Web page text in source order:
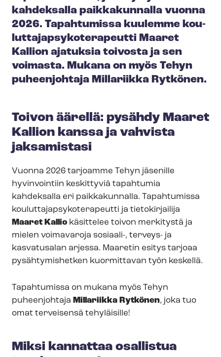
kahdeksalla paikkakunnalla vuonna
2026. Tapahtumissa kuulemme kou­
lut­ta­jap­sy­ko­te­ra­peut­ti Maaret
Kallion ajatuksia toivosta ja sen
voimasta. Mukana on myös Tehyn
puheenjohtaja Millariikka Rytkönen.
Toivon äärellä: pysähdy Maaret
Kallion kanssa ja vahvista
jaksamistasi
Vuonna 2026 tarjoamme Tehyn jäsenille
hyvinvointiin keskittyviä tapahtumia
kahdeksalla eri paikkakunnalla. Tapahtumissa
kou­lut­ta­jap­sy­ko­te­ra­peut­ti ja tietokirjailija
Maaret Kallio käsittelee toivon merkitystä ja
mielen voimavaroja sosiaali-, terveys- ja
kasvatusalan arjessa. Maaretin esitys tarjoaa
pysähtymishetken kuormittavan työn keskellä.
Tapahtumissa on mukana myös Tehyn
puheenjohtaja Millariikka Rytkönen, joka tuo
omat terveisensä tehyläisille!
Miksi kannattaa osallistua